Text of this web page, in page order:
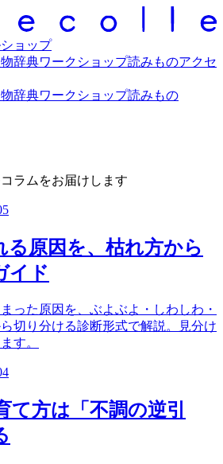
ョップ
辞典ワークショップ読みものアクセ
辞典ワークショップ読みもの
ラムをお届けします
る原因を、枯れ方から
イド
った原因を、ぶよぶよ・しわしわ・
切り分ける診断形式で解説。見分け
す。
て方は「不調の逆引